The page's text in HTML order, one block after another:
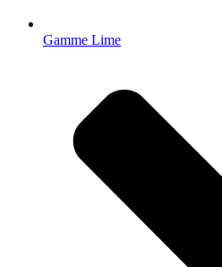
Gamme Lime